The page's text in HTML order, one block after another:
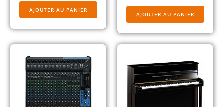
AJOUTER AU PANIER
AJOUTER AU PANIER